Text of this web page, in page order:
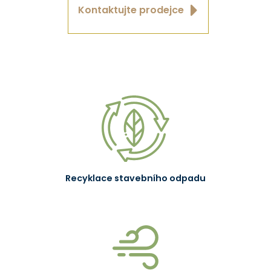
Kontaktujte prodejce
Recyklace stavebního odpadu